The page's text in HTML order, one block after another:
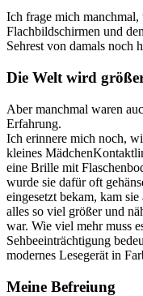
Ich frage mich
Flachbildschirmen und
Sehrest von damals noch
Die Welt wird
Aber manchmal waren
Erfahrung.
Ich erinnere mich noch,
kleines
eine Brille mit
wurde sie dafür oft
eingesetzt bekam, kam
alles so viel größer und
war. Wie viel mehr muss
Sehbeeinträchtigung
modernes Lesegerät in
Meine Befreiung